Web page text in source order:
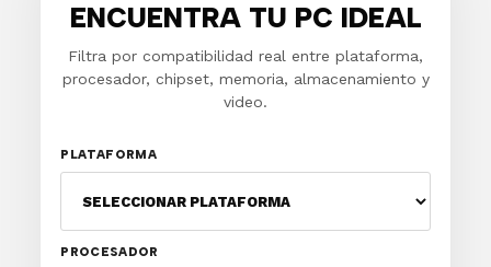
ENCUENTRA TU PC IDEAL
Filtra por compatibilidad real entre plataforma,
procesador, chipset, memoria, almacenamiento y
video.
PLATAFORMA
PROCESADOR